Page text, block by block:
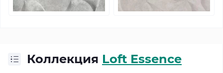
Коллекция Loft Essence